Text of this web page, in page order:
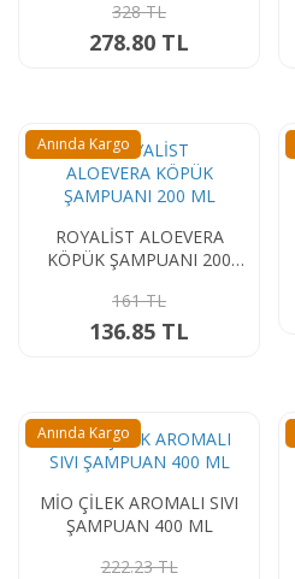
vet prive
zampa
stokta var
stokta yok
328 TL
278.80 TL
ROYALİST ALOEVERA
KÖPÜK ŞAMPUANI 200
161 TL
136.85 TL
Anında Kargo
MİO ÇİLEK AROMALI SIVI
ŞAMPUAN 400 ML
222.23 TL
Anında Kargo